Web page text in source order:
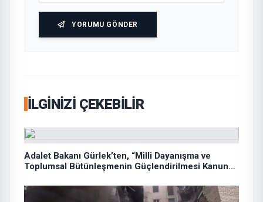
YORUMU GÖNDER
İLGINIZI ÇEKEBILIR
Adalet Bakanı Gürlek’ten, “Milli Dayanışma ve
Toplumsal Bütünleşmenin Güçlendirilmesi Kanun